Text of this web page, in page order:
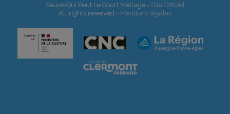
Sauve Qui Peut Le Court Métrage - Site Officiel
All rights reserved - Mentions légales